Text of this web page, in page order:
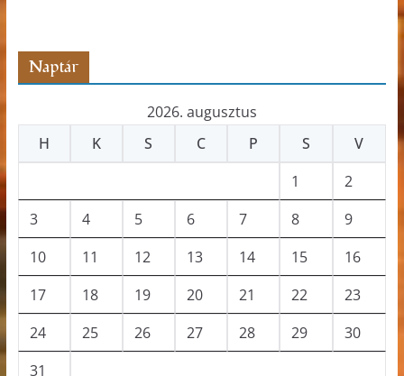
Naptár
2026. augusztus
H
K S C P S
V
1
2
3
4 5 6 7 8
9
10
11 12 13 14 15
16
17
18 19 20 21 22
23
24
25 26 27 28 29
30
31